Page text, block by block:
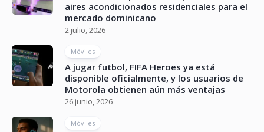
aires acondicionados residenciales para el
mercado dominicano
2 julio, 2026
Móviles
A jugar futbol, FIFA Heroes ya está
disponible oficialmente, y los usuarios de
Motorola obtienen aún más ventajas
26 junio, 2026
Móviles